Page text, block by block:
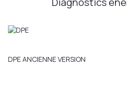
DPE ANCIENNE VERSION